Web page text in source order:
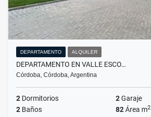
DEPARTAMENTO ALQUILER
DEPARTAMENTO EN VALLE ESCO…
Córdoba, Córdoba, Argentina
2 Dormitorios 2Garaje
2 Baños 82Área m2